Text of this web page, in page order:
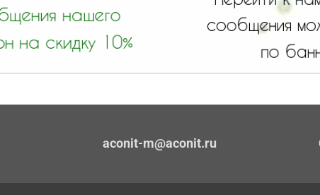
aconit-m@aconit.ru